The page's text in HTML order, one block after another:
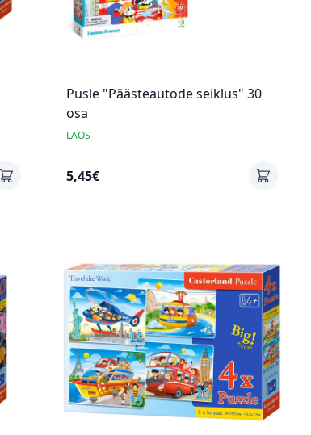
Pusle "Päästeautode seiklus" 30
osa
LAOS
5,45€